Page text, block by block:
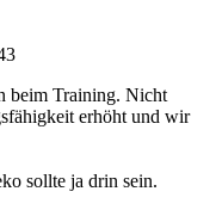
beim Training. Nicht
erhöht und wir
sollte ja drin sein.